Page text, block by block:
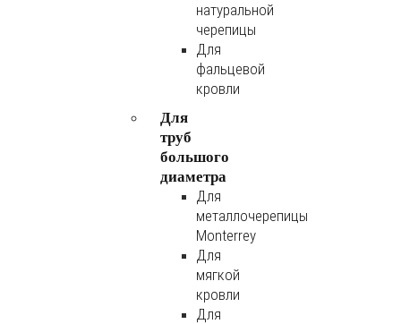
натуральной
черепицы
Для
фальцевой
кровли
Для
труб
большого
диаметра
Для
металлочерепицы
Monterrey
Для
мягкой
кровли
Для